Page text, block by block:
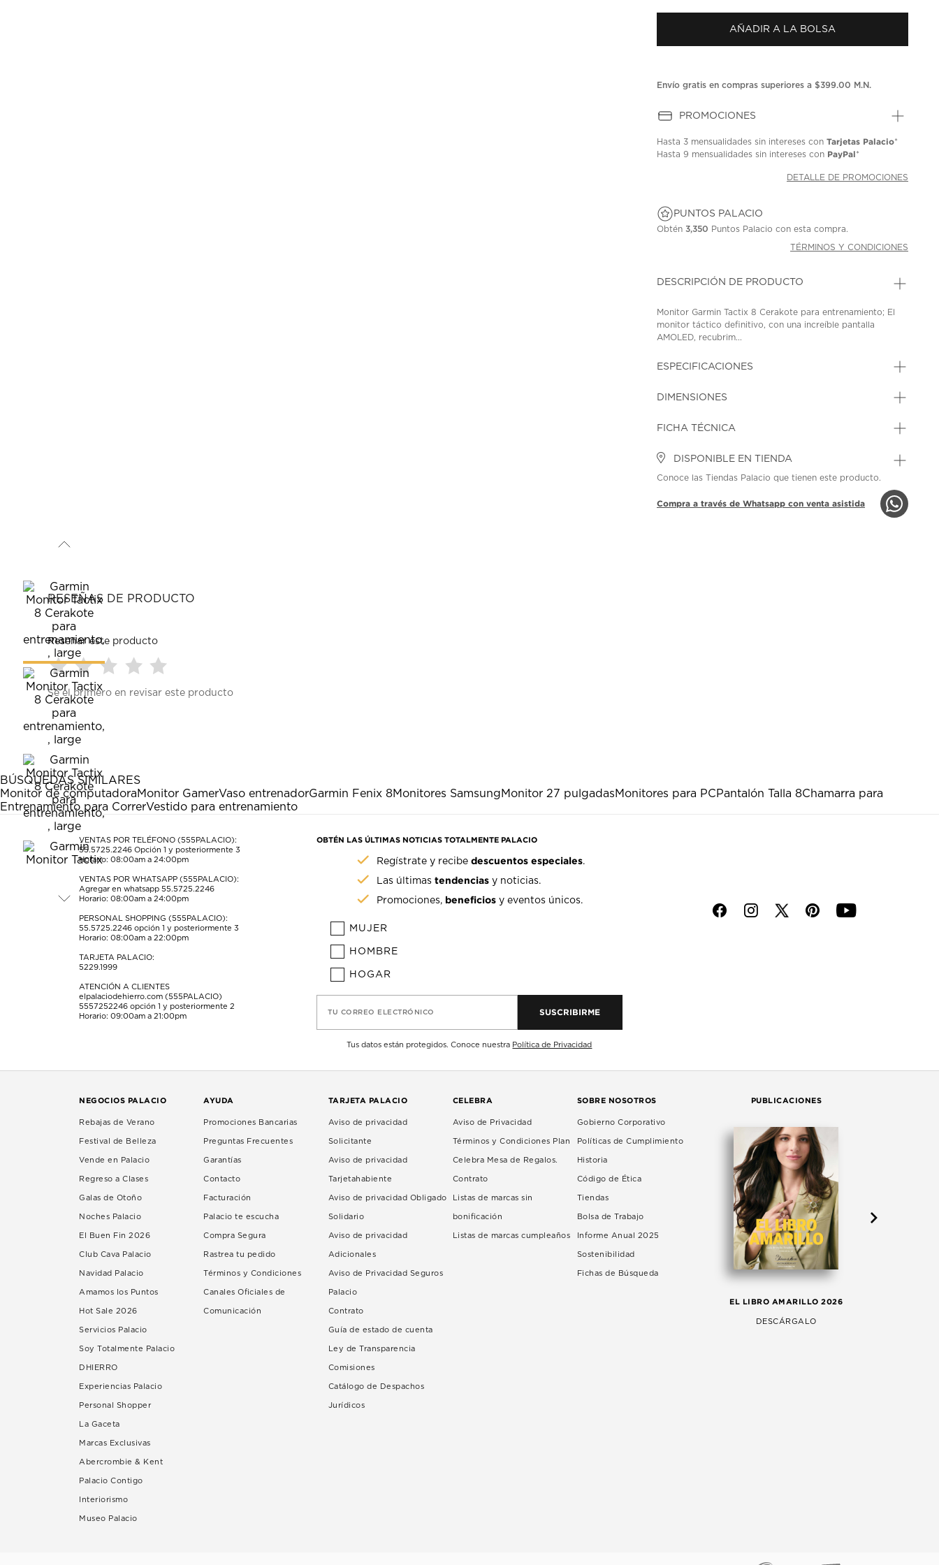
puntuación.
en
la
AÑADIR A LA BOLSA
Envío gratis en compras superiores a $399.00 M.N.
PROMOCIONES
Hasta 3 mensualidades sin intereses conTarjetas Palacio*
Hasta9 mensualidades sin intereses con PayPal*
DETALLE DE PROMOCIONES
PUNTOS PALACIO
Obtén3,350 Puntos Palacio con esta compra.
TÉRMINOS Y CONDICIONES
DESCRIPCIÓN DE PRODUCTO
Monitor Garmin Tactix 8 Cerakote para entrenamiento; El
monitor táctico definitivo, con una increíble pantalla
AMOLED, recubrim...
ESPECIFICACIONES
DIMENSIONES
FICHA TÉCNICA
DISPONIBLE EN TIENDA
Conoce las Tiendas Palacio que tienen este producto.
Compra a través de Whatsapp con venta asistida
RESEÑAS DE PRODUCTO
Reseñar este producto
Seleccionar
para
calificar
el
artículo
con
1
estrella
Esta
acción
abrirá
el
formulario
de
envío.
Seleccionar
para
calificar
el
artículo
con
2
estrellas.
Esta
acción
abrirá
el
formulario
de
envío.
Seleccionar
para
el
artículo
estrellas.
Esta
acción
abrirá
formulario
de
envío.
para
estrellas.
Esta
acción
abrirá
formulario
de
para
Esta
acción
abrirá
formulario
de
envío.
Sé el primero en revisar este producto
BÚSQUEDAS SIMILARES
Monitor de computadoraMonitor GamerVaso entrenadorGarmin Fenix 8Monitores SamsungMonitor 27 pulgadasMonitores para PCPantalón Talla 8Chamarra para
Entrenamiento para CorrerVestido para entrenamiento
VENTAS POR TELÉFONO (555PALACIO):
55.5725.2246 Opción 1 y posteriormente 3
Horario: 08:00am a 24:00pm
VENTAS POR WHATSAPP (555PALACIO):
Agregar en whatsapp 55.5725.2246
Horario: 08:00am a 24:00pm
PERSONAL SHOPPING (555PALACIO):
55.5725.2246 opción 1 y posteriormente 3
Horario: 08:00am a 22:00pm
TARJETA PALACIO:
5229.1999
ATENCIÓN A CLIENTES
elpalaciodehierro.com (555PALACIO)
5557252246 opción 1 y posteriormente 2
Horario: 09:00am a 21:00pm
OBTÉN LAS ÚLTIMAS NOTICIAS TOTALMENTE PALACIO
Regístrate y recibedescuentos especiales.
Las últimastendencias y noticias.
Promociones, beneficios y eventos únicos.
MUJER
HOMBRE
HOGAR
TU CORREO ELECTRÓNICO SUSCRIBIRME
Tus datos están protegidos. Conoce nuestra Política de Privacidad
f i p y
NEGOCIOS PALACIO
Rebajas de Verano
Festival de Belleza
Vende en Palacio
Regreso a Clases
Galas de Otoño
Noches Palacio
El Buen Fin 2026
Club Cava Palacio
Navidad Palacio
Amamos los Puntos
Hot Sale 2026
Servicios Palacio
Soy Totalmente Palacio
DHIERRO
Experiencias Palacio
Personal Shopper
La Gaceta
Marcas Exclusivas
Abercrombie & Kent
Palacio Contigo
Interiorismo
Museo Palacio
AYUDA
Promociones Bancarias
Preguntas Frecuentes
Garantías
Contacto
Facturación
Palacio te escucha
Compra Segura
Rastrea tu pedido
Términos y Condiciones
Canales Oficiales de
Comunicación
TARJETA PALACIO
Aviso de privacidad
Solicitante
Aviso de privacidad
Tarjetahabiente
Aviso de privacidad Obligado
Solidario
Aviso de privacidad
Adicionales
Aviso de Privacidad Seguros
Palacio
Contrato
Guía de estado de cuenta
Ley de Transparencia
Comisiones
Catálogo de Despachos
Jurídicos
CELEBRA
Aviso de Privacidad
Términos y Condiciones Plan
Celebra Mesa de Regalos.
Contrato
Listas de marcas sin
bonificación
Listas de marcas cumpleaños
SOBRE NOSOTROS
Gobierno Corporativo
Políticas de Cumplimiento
Historia
Código de Ética
Tiendas
Bolsa de Trabajo
Informe Anual 2025
Sostenibilidad
Fichas de Búsqueda
PUBLICACIONES
EL LIBRO AMARILLO 2026
DESCÁRGALO